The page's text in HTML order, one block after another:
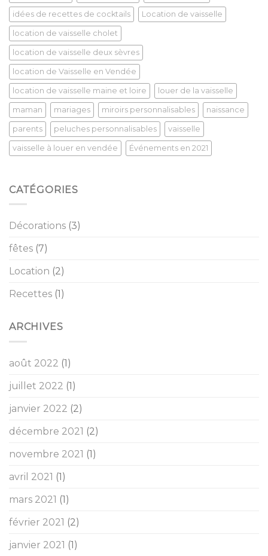
idées de recettes de cocktails Location de vaisselle
location de vaisselle cholet
location de vaisselle deux sèvres
location de Vaisselle en Vendée
location de vaisselle maine et loire louer de la vaisselle
maman mariages miroirs personnalisables naissance
parents peluches personnalisables vaisselle
vaisselle à louer en vendée Événements en 2021
CATÉGORIES
Décorations (3)
fêtes (7)
Location (2)
Recettes (1)
ARCHIVES
août 2022 (1)
juillet 2022 (1)
janvier 2022 (2)
décembre 2021 (2)
novembre 2021 (1)
avril 2021 (1)
mars 2021 (1)
février 2021 (2)
janvier 2021 (1)